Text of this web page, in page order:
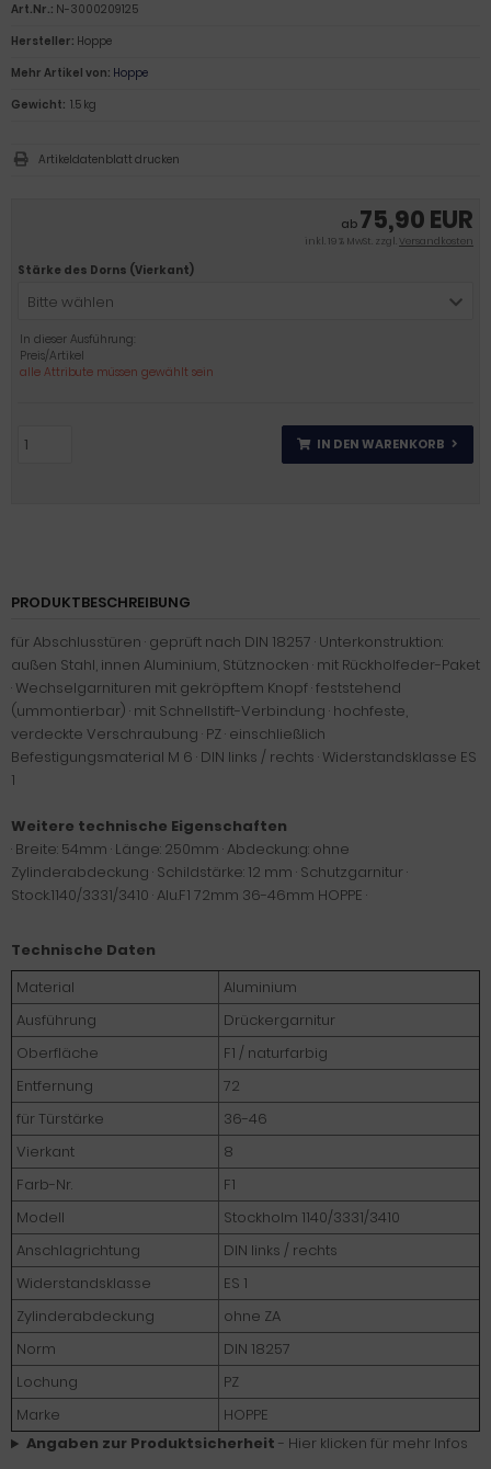
ab 75,90 EUR
inkl. 19 % MwSt. zzgl.Versandkosten
Stärke des Dorns (Vierkant)
Bitte wählen
In dieser Ausführung:
Preis/Artikel
alle Attribute müssen gewählt sein
IN DEN WARENKORB
Art.Nr.: N-3000209125
Hersteller: Hoppe
Mehr Artikel von: Hoppe
Gewicht: 1.5 kg
Artikeldatenblatt drucken
PRODUKTBESCHREIBUNG
für Abschlusstüren · geprüft nach DIN 18257 · Unterkonstruktion:
außen Stahl, innen Aluminium, Stütznocken · mit Rückholfeder-Paket
· Wechselgarnituren mit gekröpftem Knopf · feststehend
(ummontierbar) · mit Schnellstift-Verbindung · hochfeste,
verdeckte Verschraubung · PZ · einschließlich
Befestigungsmaterial M 6 · DIN links / rechts · Widerstandsklasse ES
1
Weitere technische Eigenschaften
· Breite: 54mm · Länge: 250mm · Abdeckung: ohne
Zylinderabdeckung · Schildstärke: 12 mm · Schutzgarnitur ·
Stock.1140/3331/3410 · Alu.F1 72mm 36-46mm HOPPE ·
Technische Daten
Material
Aluminium
Ausführung
Drückergarnitur
Oberfläche
F1 / naturfarbig
Entfernung
72
für Türstärke
36-46
Vierkant
8
Farb-Nr.
F1
Modell
Stockholm 1140/3331/3410
Anschlagrichtung
DIN links / rechts
Widerstandsklasse
ES 1
Zylinderabdeckung
ohne ZA
Norm
DIN 18257
Lochung
PZ
Marke
HOPPE
Angaben zur Produktsicherheit - Hier klicken für mehr Infos